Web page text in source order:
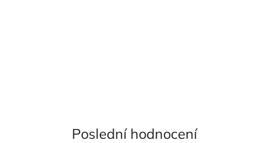
Poslední hodnocení